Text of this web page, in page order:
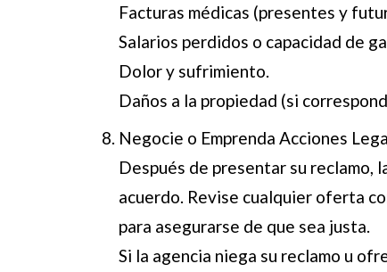
Facturas médicas (presentes y
Salarios perdidos o capacidad de
Dolor y sufrimiento.
Daños a la propiedad (si
Negocie o Emprenda Acciones
Después de presentar su reclamo,
acuerdo. Revise cualquier oferta
para asegurarse de que sea justa.
Si la agencia niega su reclamo u